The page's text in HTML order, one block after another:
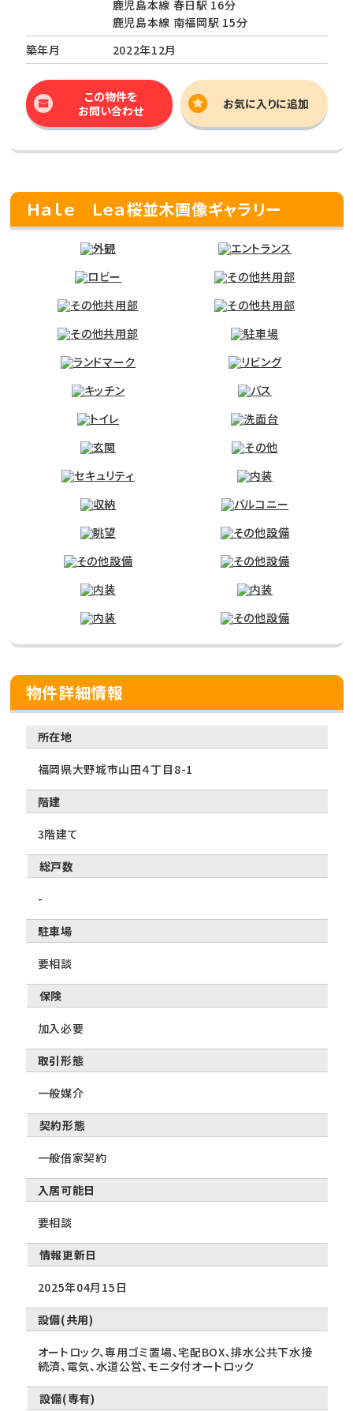
鹿児島本線 春日駅 16分
鹿児島本線 南福岡駅 15分
築年月
2022年12月
この物件を
お問い合わせ
お気に入りに追加
Ｈａｌｅ Ｌｅａ桜並木画像ギャラリー
物件詳細情報
所在地
福岡県大野城市山田４丁目8-1
階建
3階建て
総戸数
-
駐車場
要相談
保険
加入必要
取引形態
一般媒介
契約形態
一般借家契約
入居可能日
要相談
情報更新日
2025年04月15日
設備(共用)
オートロック、専用ゴミ置場、宅配BOX、排水公共下水接
続済、電気、水道公営、モニタ付オートロック
設備(専有)